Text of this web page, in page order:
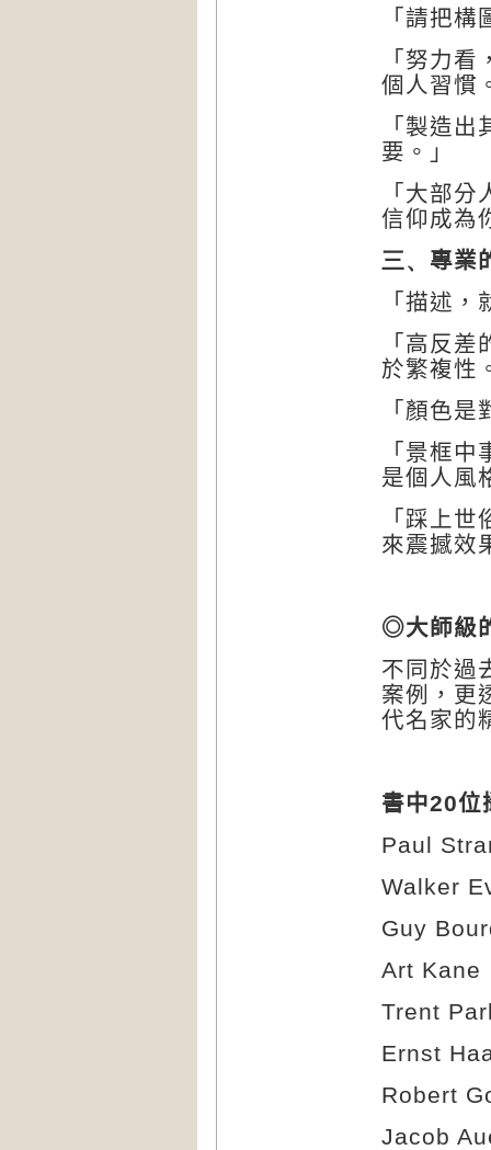
「請把
「努力
個人習慣
「製造
要。」
「大部
信仰成為
三、 專業
「描述
「高反
於繁複性
「顏色
「景框
是個人風
「踩上
來震撼效
◎大師級
不同於過
案例，更
代名家的
書中20位
Paul
Walker
Guy
Art Kane
Trent
Ernst
Robert
Jacob